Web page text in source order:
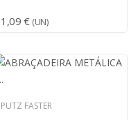
1,09 € (UN)
PUTZ FASTER